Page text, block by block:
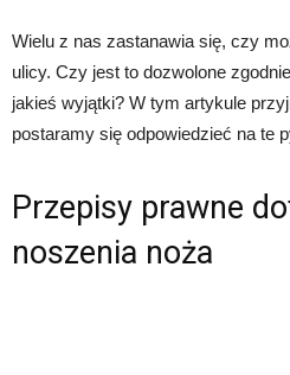
Wielu z nas zastanawia się, czy
ulicy. Czy jest to dozwolone
jakieś wyjątki? W tym artykule
postaramy się odpowiedzieć na te
Przepisy prawne
noszenia noża